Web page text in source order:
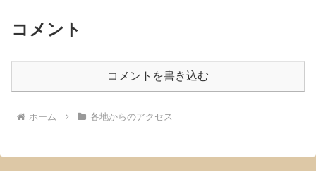
コメント
コメントを書き込む
ホーム 各地からのアクセス